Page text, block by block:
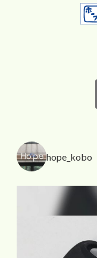
hope_kobo